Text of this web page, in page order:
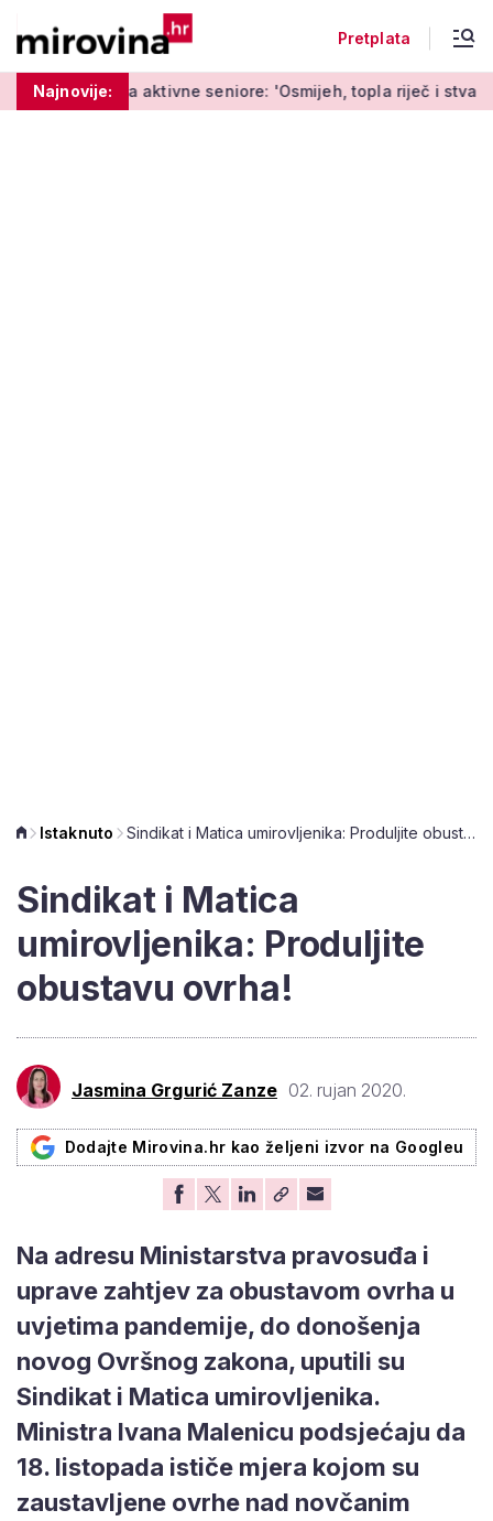
Pretplata
Najnovije:
seniore: 'Osmijeh, topla riječ i stvaranje novih
Istaknuto Sindikat i Matica umirovljenika: Produljite obustavu ovrha!
Sindikat i Matica
umirovljenika: Produljite
obustavu ovrha!
Jasmina Grgurić Zanze 02. rujan 2020.
Dodajte Mirovina.hr kao željeni izvor na Googleu
Na adresu Ministarstva pravosuđa i
uprave zahtjev za obustavom ovrha u
uvjetima pandemije, do donošenja
novog Ovršnog zakona, uputili su
Sindikat i Matica umirovljenika.
Ministra Ivana Malenicu podsjećaju da
18. listopada ističe mjera kojom su
zaustavljene ovrhe nad novčanim